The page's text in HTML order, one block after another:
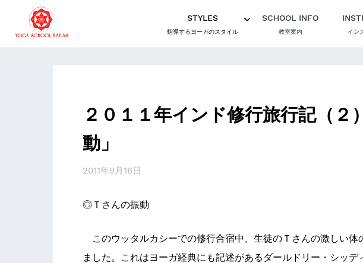
STYLES
指導するヨーガのスタイル
SCHOOL INFO
教室案内 イン
２０１１年インド修行旅行記（２
動」
2011年9月16日
◎Ｔさんの振動
このウッタルカシーでの修行合宿中、生徒のＴさんの激しい体
ました。これはヨーガ経典にも記述があるダールドリー・シッデ